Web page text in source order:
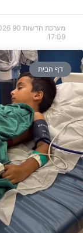
מערכת חדשות 90
17:09
דף הבית